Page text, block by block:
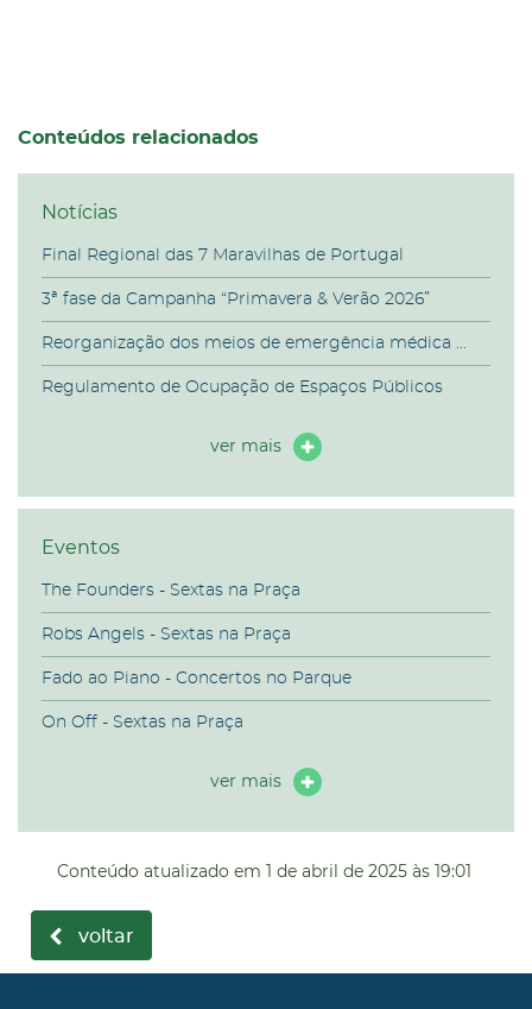
Conteúdos relacionados
Notícias
Final Regional das 7 Maravilhas de Portugal
3ª fase da Campanha “Primavera & Verão 2026”
Reorganização dos meios de emergência médica ...
Regulamento de Ocupação de Espaços Públicos
ver mais
Eventos
The Founders - Sextas na Praça
Robs Angels - Sextas na Praça
Fado ao Piano - Concertos no Parque
On Off - Sextas na Praça
ver mais
Conteúdo atualizado em 1 de abril de 2025 às 19:01
voltar